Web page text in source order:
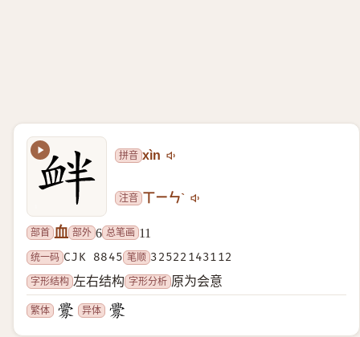
拼音 xìn
注音 ㄒㄧㄣˋ
部首 血 部外 6 总笔画 11
统一码 CJK 8845 笔顺 32522143112
字形结构 左右结构 字形分析 原为会意
繁体 异体